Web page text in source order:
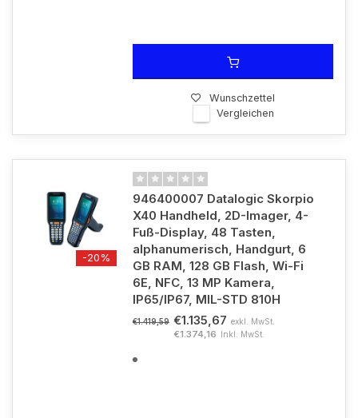
Wunschzettel
Vergleichen
-20%
946400007 Datalogic Skorpio
X40 Handheld, 2D-Imager, 4-
Fuß-Display, 48 Tasten,
alphanumerisch, Handgurt, 6
GB RAM, 128 GB Flash, Wi-Fi
6E, NFC, 13 MP Kamera,
IP65/IP67, MIL-STD 810H
€1.419,59 €1.135,67 exkl. MwSt.
€1.374,16 Inkl. MwSt.